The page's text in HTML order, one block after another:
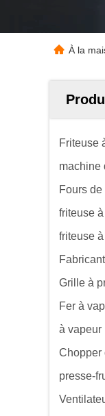
À la
Friteuse
machine
Fours
friteuse
friteuse
Grille à
Fer à
à vapeur
Chopper
presse-